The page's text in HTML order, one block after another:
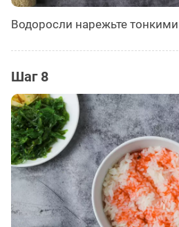
Водоросли нарежьте
Шаг 8